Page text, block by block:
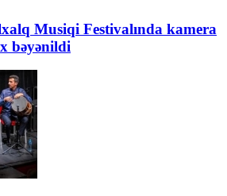
Musiqi Festivalında kamera
bəyənildi